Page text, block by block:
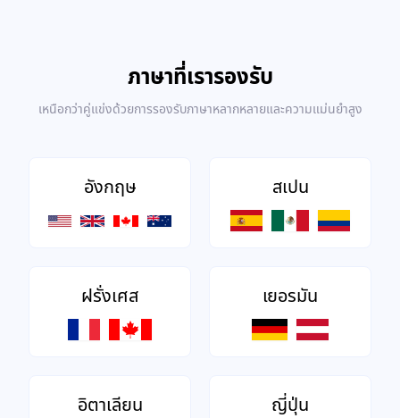
ภาษาที่เรารองรับ
เหนือกว่าคู่แข่งด้วยการรองรับภาษาหลากหลายและความแม่นยำสูง
อังกฤษ สเปน
ฝรั่งเศส เยอรมัน
อิตาเลียน ญี่ปุ่น